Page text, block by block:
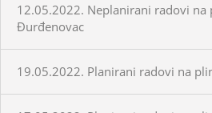
12.05.2022. Neplanirani radovi na
Đurđenovac
19.05.2022. Planirani radovi na